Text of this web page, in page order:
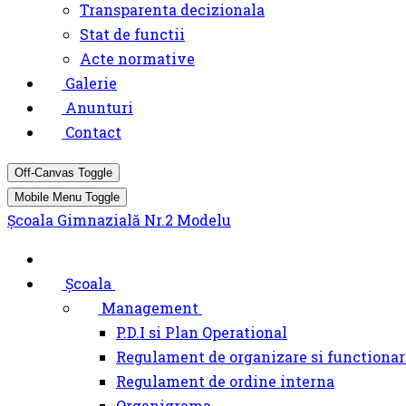
Transparenta decizionala
Stat de functii
Acte normative
Galerie
Anunturi
Contact
Off-Canvas Toggle
Mobile Menu Toggle
Școala Gimnazială Nr.2 Modelu
Școala
Management
P.D.I si Plan Operational
Regulament de organizare si
Regulament de ordine interna